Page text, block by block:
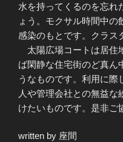
水を持ってくるのを忘れ
ょう。モクサル時間中
感染のもとです。クラス
太陽広場コートは居住
ば閑静な住宅街のど真ん
うなものです。利用に際
人や管理会社との無益
けたいものです。是非ご
written by 座間